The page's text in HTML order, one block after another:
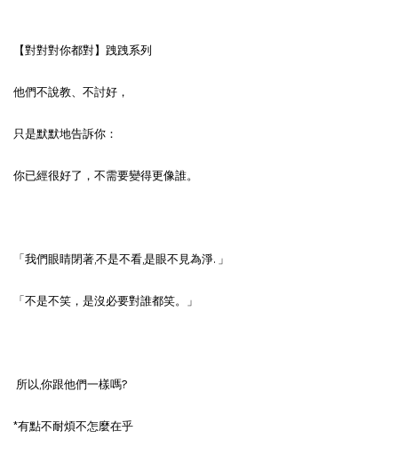
【對對對你都對】跩跩系列
他們不說教、不討好，
只是默默地告訴你：
你已經很好了，不需要變得更像誰。
「我們眼睛閉著,不是不看,是眼不見為淨. 」
「不是不笑，是沒必要對誰都笑。」
所以,你跟他們一樣嗎?
*有點不耐煩不怎麼在乎